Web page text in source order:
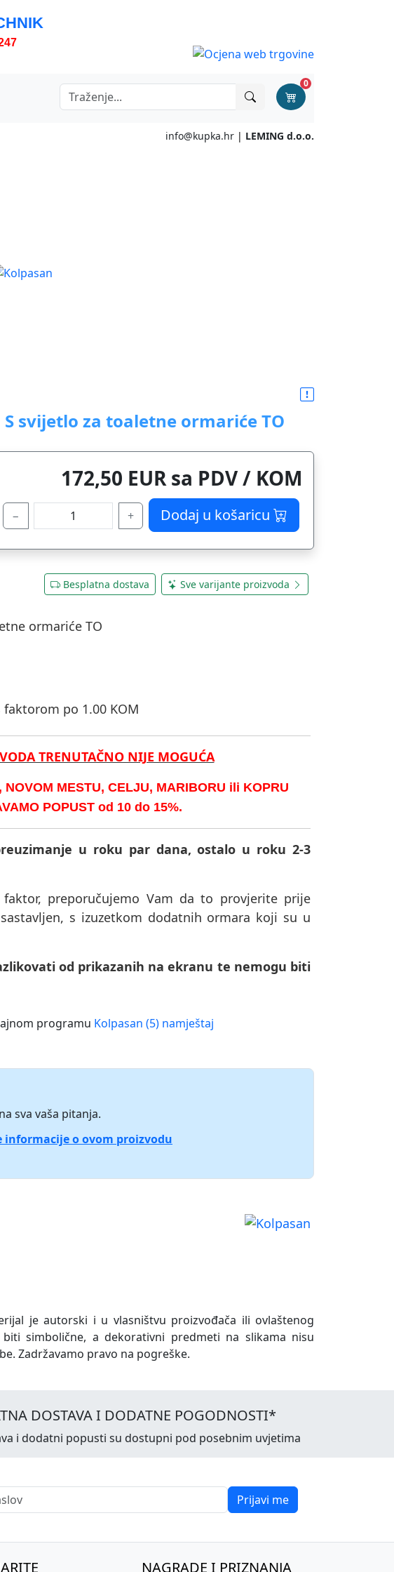
0
info@kupka.hr | LEMING d.o.o.
S svijetlo za toaletne ormariće TO
172,50 EUR sa PDV / KOM
− + Dodaj u košaricu
Besplatna dostava Sve varijante proizvoda
ormariće TO
po 1.00 KOM
TRENUTAČNO NIJE MOGUĆA
MESTU, CELJU, MARIBORU ili KOPRU
POPUST od 10 do 15%.
u roku par dana, ostalo u roku 2-3
preporučujemo Vam da to provjerite prije
s izuzetkom dodatnih ormara koji su u
od prikazanih na ekranu te nemogu biti
programu Kolpasan (5) namještaj
sva vaša pitanja.
informacije o ovom proizvodu
je autorski i u vlasništvu proizvođača ili ovlaštenog
simbolične, a dekorativni predmeti na slikama nisu
Zadržavamo pravo na pogreške.
DOSTAVA I DODATNE POGODNOSTI*
i dodatni popusti su dostupni pod posebnim uvjetima
Prijavi me
NAGRADE I PRIZNANJA